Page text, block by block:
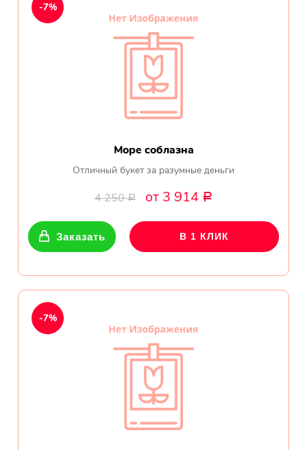
Море соблазна
Отличный букет за разумные деньги
4 250Р от 3 914 Р
-7%
Заказать В 1 КЛИК
-7%